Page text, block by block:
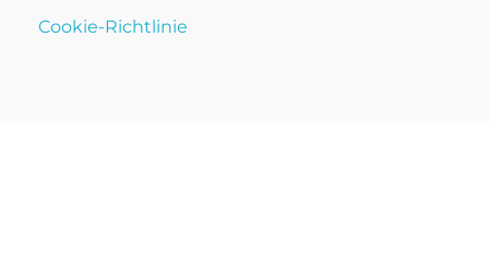
Cookie-Richtlinie